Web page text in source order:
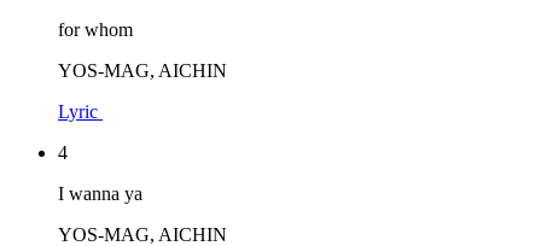
for whom
YOS-MAG, AICHIN
Lyric
4
I wanna ya
YOS-MAG, AICHIN